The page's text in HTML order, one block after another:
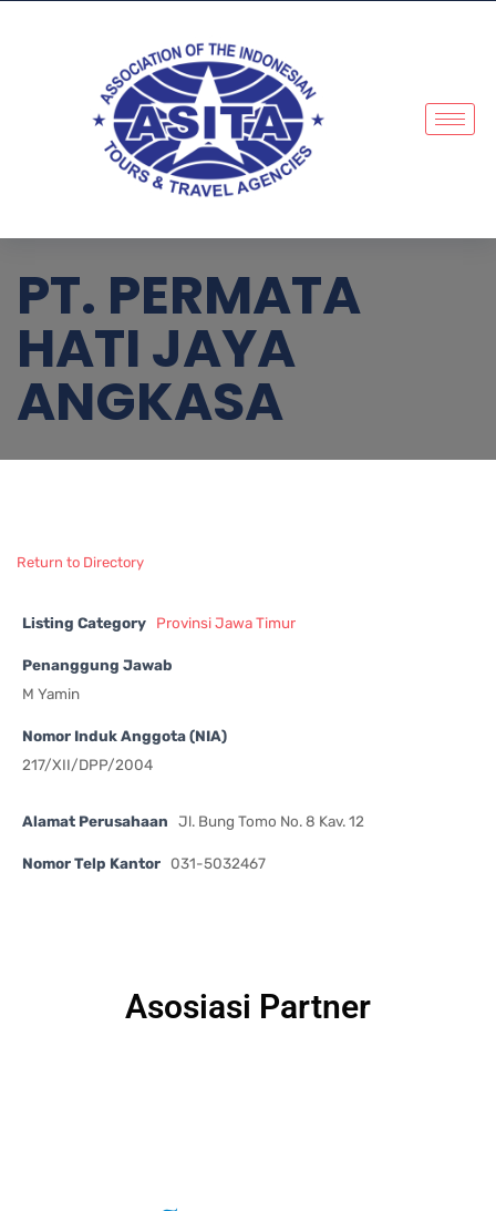
PT. PERMATA
HATI JAYA
ANGKASA
Return to Directory
Listing Category Provinsi Jawa Timur
Penanggung Jawab
M Yamin
Nomor Induk Anggota (NIA)
217/XII/DPP/2004
Alamat Perusahaan Jl. Bung Tomo No. 8 Kav. 12
Nomor Telp Kantor 031-5032467
Asosiasi Partner